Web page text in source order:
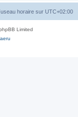
horaire sur UTC+02:00
Limited